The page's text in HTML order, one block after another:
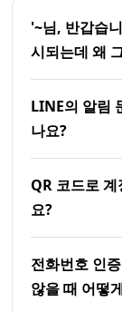
'~님, 반갑습
시되는데 왜
LINE의 알림
나요?
QR 코드로
요?
전화번호 인
않을 때 어떻